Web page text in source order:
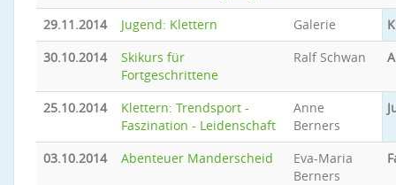
29.11.2014 Jugend: Klettern Galerie
30.10.2014
Skikurs für
Fortgeschrittene
Ralf Schwan
25.10.2014
Klettern: Trendsport -
Faszination - Leidenschaft
Anne
Berners
03.10.2014 Abenteuer Manderscheid
Eva-Maria
Berners